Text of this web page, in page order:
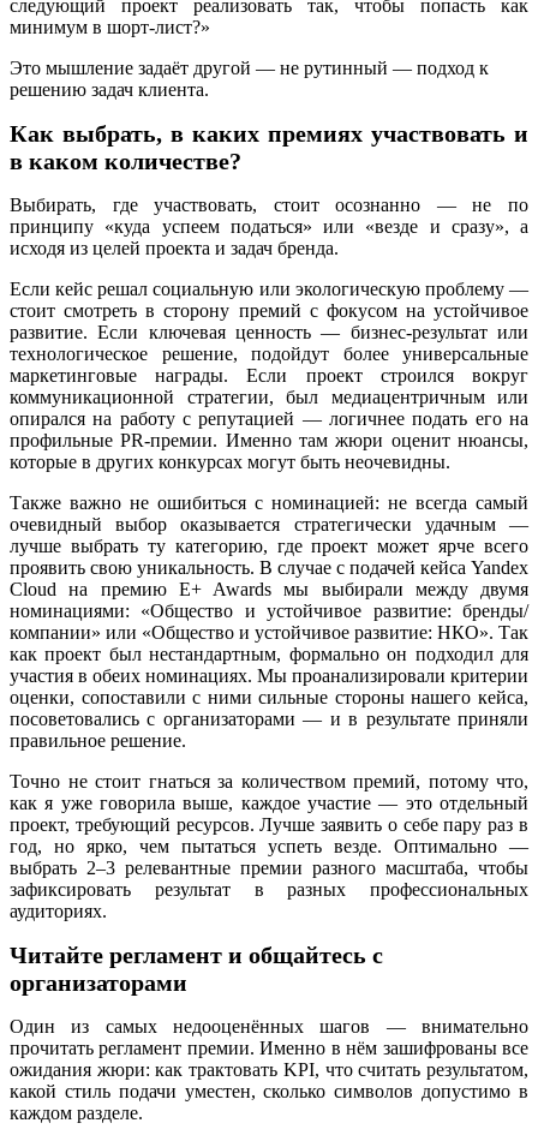
следующий проект реализовать так, чтобы попасть как
минимум в шорт-лист?»
Это мышление задаёт другой — не рутинный — подход к
решению задач клиента.
Как выбрать, в каких премиях участвовать и
в каком количестве?
Выбирать, где участвовать, стоит осознанно — не по
принципу «куда успеем податься» или «везде и сразу», а
исходя из целей проекта и задач бренда.
Если кейс решал социальную или экологическую проблему —
стоит смотреть в сторону премий с фокусом на устойчивое
развитие. Если ключевая ценность — бизнес-результат или
технологическое решение, подойдут более универсальные
маркетинговые награды. Если проект строился вокруг
коммуникационной стратегии, был медиацентричным или
опирался на работу с репутацией — логичнее подать его на
профильные PR-премии. Именно там жюри оценит нюансы,
которые в других конкурсах могут быть неочевидны.
Также важно не ошибиться с номинацией: не всегда самый
очевидный выбор оказывается стратегически удачным —
лучше выбрать ту категорию, где проект может ярче всего
проявить свою уникальность. В случае с подачей кейса Yandex
Cloud на премию E+ Awards мы выбирали между двумя
номинациями: «Общество и устойчивое развитие: бренды/
компании» или «Общество и устойчивое развитие: НКО». Так
как проект был нестандартным, формально он подходил для
участия в обеих номинациях. Мы проанализировали критерии
оценки, сопоставили с ними сильные стороны нашего кейса,
посоветовались с организаторами — и в результате приняли
правильное решение.
Точно не стоит гнаться за количеством премий, потому что,
как я уже говорила выше, каждое участие — это отдельный
проект, требующий ресурсов. Лучше заявить о себе пару раз в
год, но ярко, чем пытаться успеть везде. Оптимально —
выбрать 2–3 релевантные премии разного масштаба, чтобы
зафиксировать результат в разных профессиональных
аудиториях.
Читайте регламент и общайтесь с
организаторами
Один из самых недооценённых шагов — внимательно
прочитать регламент премии. Именно в нём зашифрованы все
ожидания жюри: как трактовать KPI, что считать результатом,
какой стиль подачи уместен, сколько символов допустимо в
каждом разделе.